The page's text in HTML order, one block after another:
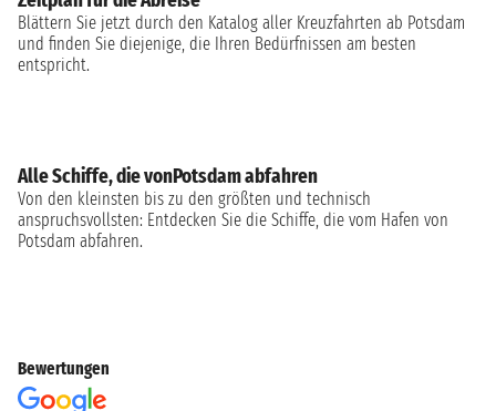
Blättern Sie jetzt durch den Katalog aller Kreuzfahrten ab Potsdam
und finden Sie diejenige, die Ihren Bedürfnissen am besten
entspricht.
Alle Schiffe, die vonPotsdam abfahren
Von den kleinsten bis zu den größten und technisch
anspruchsvollsten: Entdecken Sie die Schiffe, die vom Hafen von
Potsdam abfahren.
Bewertungen